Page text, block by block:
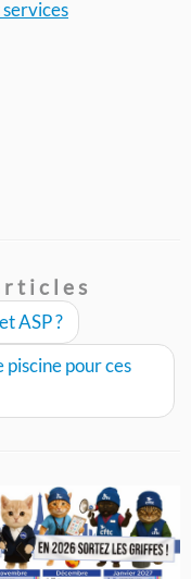
ASP ?
piscine pour ces